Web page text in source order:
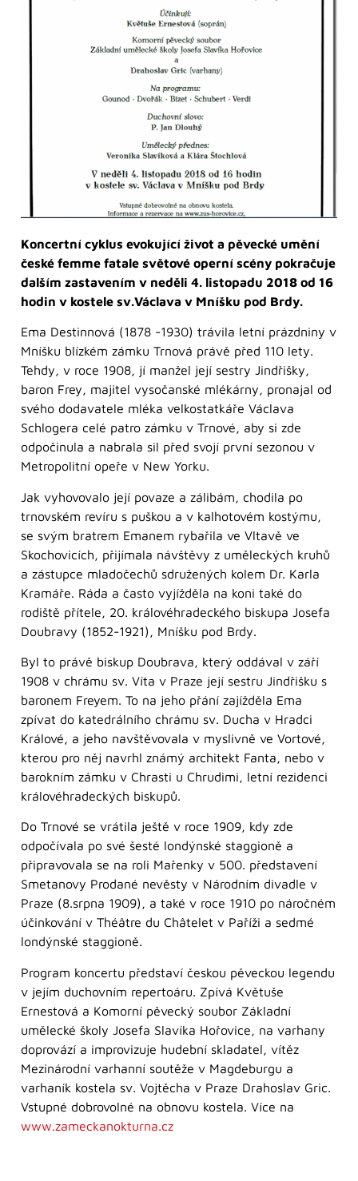
Koncertní cyklus evokující život a pěvecké umění
české femme fatale světové operní scény pokračuje
dalším zastavením v neděli 4. listopadu 2018 od 16
hodin v kostele sv.Václava v Mníšku pod Brdy.
Ema Destinnová (1878 -1930) trávila letní prázdniny v
Mníšku blízkém zámku Trnová právě před 110 lety.
Tehdy, v roce 1908, jí manžel její sestry Jindřišky,
baron Frey, majitel vysočanské mlékárny, pronajal od
svého dodavatele mléka velkostatkáře Václava
Schlogera celé patro zámku v Trnové, aby si zde
odpočinula a nabrala sil před svojí první sezonou v
Metropolitní opeře v New Yorku.
Jak vyhovovalo její povaze a zálibám, chodila po
trnovském revíru s puškou a v kalhotovém kostýmu,
se svým bratrem Emanem rybařila ve Vltavě ve
Skochovicích, přijímala návštěvy z uměleckých kruhů
a zástupce mladočechů sdružených kolem Dr. Karla
Kramáře. Ráda a často vyjížděla na koni také do
rodiště přítele, 20. královéhradeckého biskupa Josefa
Doubravy (1852-1921), Mníšku pod Brdy.
Byl to právě biskup Doubrava, který oddával v září
1908 v chrámu sv. Víta v Praze její sestru Jindřišku s
baronem Freyem. To na jeho přání zajížděla Ema
zpívat do katedrálního chrámu sv. Ducha v Hradci
Králové, a jeho navštěvovala v myslivně ve Vortové,
kterou pro něj navrhl známý architekt Fanta, nebo v
barokním zámku v Chrasti u Chrudimi, letní rezidenci
královéhradeckých biskupů.
Do Trnové se vrátila ještě v roce 1909, kdy zde
odpočívala po své šesté londýnské staggioně a
připravovala se na roli Mařenky v 500. představení
Smetanovy Prodané nevěsty v Národním divadle v
Praze (8.srpna 1909), a také v roce 1910 po náročném
účinkování v Théâtre du Châtelet v Paříži a sedmé
londýnské staggioně.
Program koncertu představí českou pěveckou legendu
v jejím duchovním repertoáru. Zpívá Květuše
Ernestová a Komorní pěvecký soubor Základní
umělecké školy Josefa Slavíka Hořovice, na varhany
doprovází a improvizuje hudební skladatel, vítěz
Mezinárodní varhanní soutěže v Magdeburgu a
varhaník kostela sv. Vojtěcha v Praze Drahoslav Gric.
Vstupné dobrovolné na obnovu kostela. Více na
www.zameckanokturna.cz